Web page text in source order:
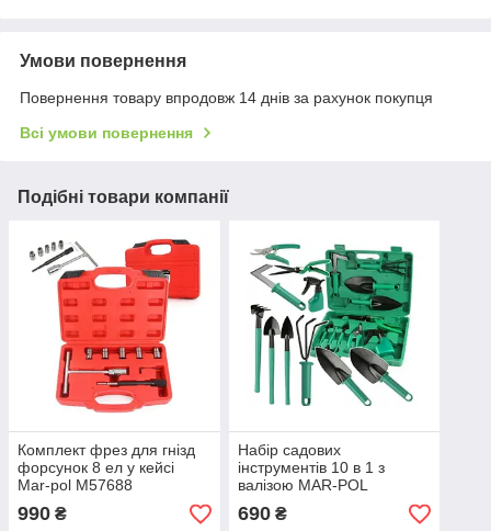
Умови повернення
Повернення товару впродовж 14 днів за рахунок покупця
Всі умови повернення
Подібні товари компанії
Комплект фрез для гнізд
форсунок 8 ел у кейсі
Mar-pol M57688
990 ₴
Набір садових
інструментів 10 в 1 з
валізою MAR-POL
M83053, інвентар для
городу та саду
690₴